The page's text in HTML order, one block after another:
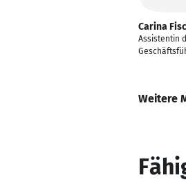
Carina
Assistentin
Weitere